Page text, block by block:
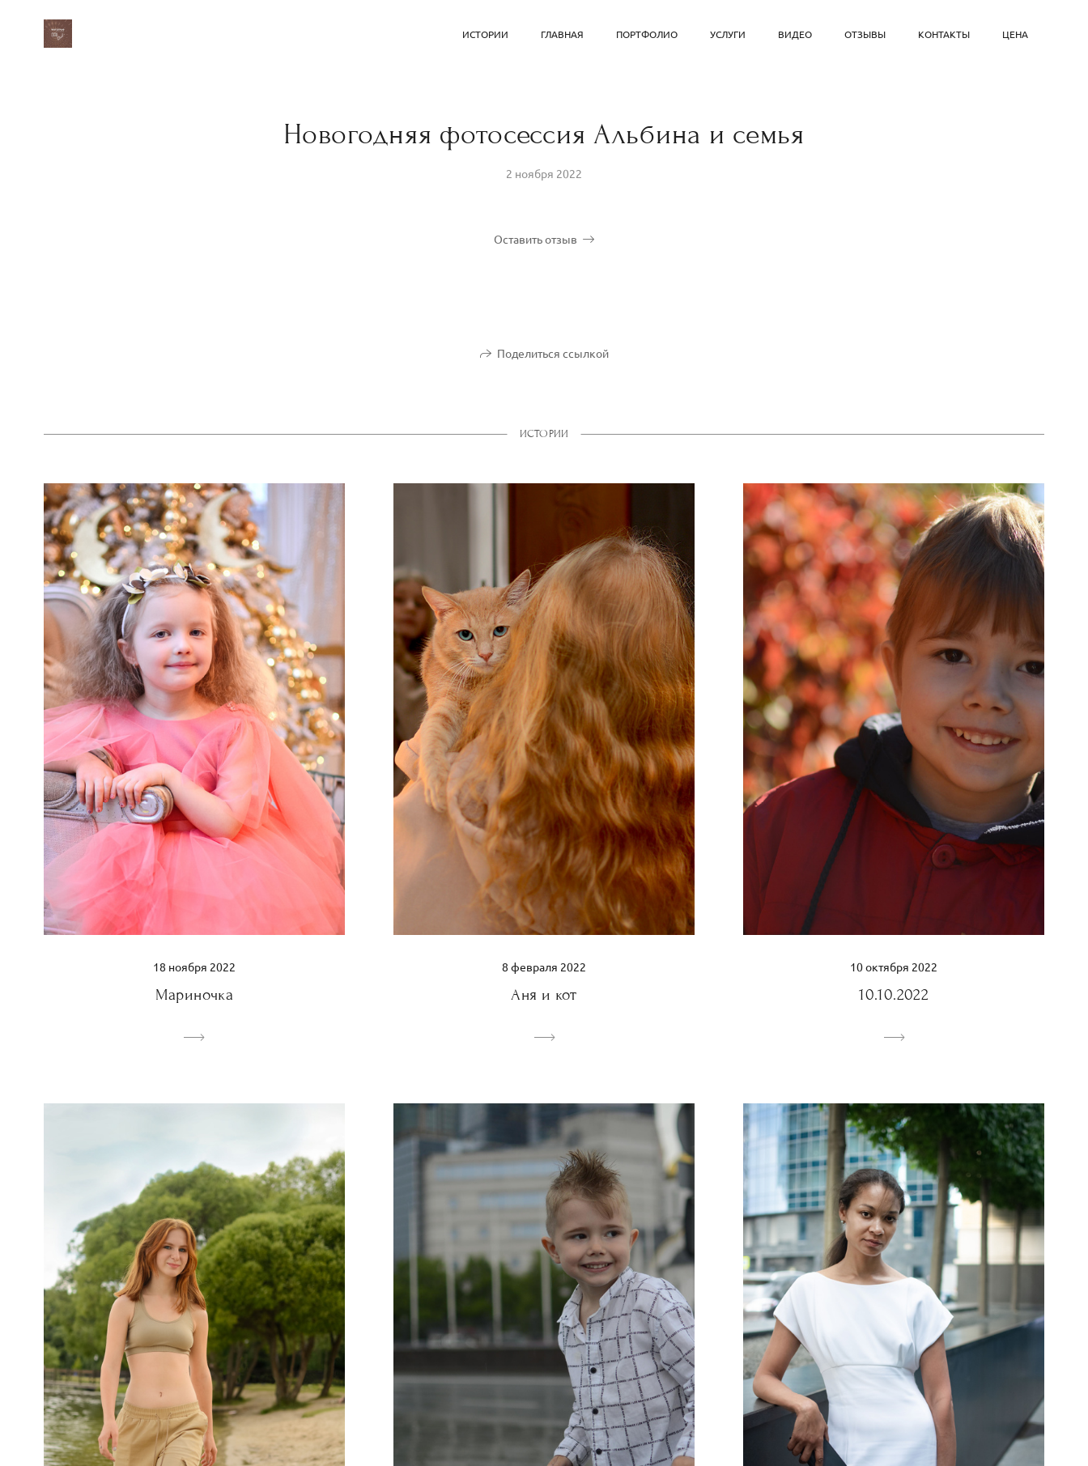
ИСТОРИИ ГЛАВНАЯ ПОРТФОЛИО УСЛУГИ ВИДЕО ОТЗЫВЫ КОНТАКТЫ ЦЕНА
Новогодняя фотосессия Альбина и семья
2 ноября 2022
Оставить отзыв
Поделиться ссылкой
ИСТОРИИ
18 ноября 2022
Мариночка
8 февраля 2022
Аня и кот
10 октября 2022
10.10.2022